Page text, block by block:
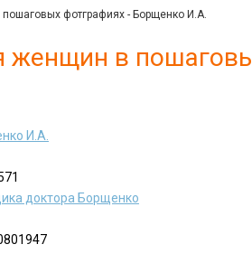
фотграфиях - Борщенко И.А.
в
И.А.
доктора Борщенко